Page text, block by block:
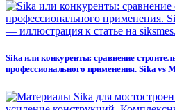
Sika или конкуренты: сравнение
профессионального применения. Sika vs